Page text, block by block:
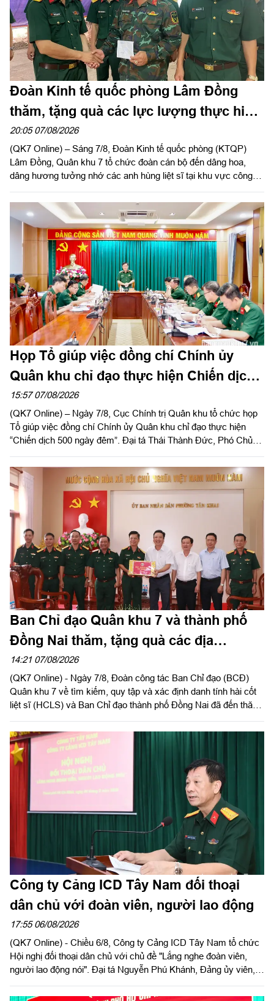
Đoàn Kinh tế quốc phòng Lâm Đồng
thăm, tặng quà các lực lượng thực hiện
nhiệm vụ tìm kiếm, quy tập hài cốt liệt sĩ
20:05 07/08/2026
(QK7 Online) – Sáng 7/8, Đoàn Kinh tế quốc phòng (KTQP)
Lâm Đồng, Quân khu 7 tổ chức đoàn cán bộ đến dâng hoa,
dâng hương tưởng nhớ các anh hùng liệt sĩ tại khu vực công
Đồng Nai do Thượng tá Đinh Nho Hùng, Đoàn trưởng Đoàn
KTQP Lâm Đồng làm trưởng đoàn.
Họp Tổ giúp việc đồng chí Chính ủy
Quân khu chỉ đạo thực hiện Chiến dịch
500 ngày đêm
15:57 07/08/2026
(QK7 Online) – Ngày 7/8, Cục Chính trị Quân khu tổ chức họp
Tổ giúp việc đồng chí Chính ủy Quân khu chỉ đạo thực hiện
“Chiến dịch 500 ngày đêm”. Đại tá Thái Thành Đức, Phó Chủ
Ban Chỉ đạo Quân khu 7 và thành phố
Đồng Nai thăm, tặng quà các địa
phương hỗ trợ tìm kiếm, quy tập hài cốt
liệt sĩ
14:21 07/08/2026
(QK7 Online) - Ngày 7/8, Đoàn công tác Ban Chỉ đạo (BCĐ)
Quân khu 7 về tìm kiếm, quy tập và xác định danh tính hài cốt
liệt sĩ (HCLS) và Ban Chỉ đạo thành phố Đồng Nai đã đến thăm,
và chùa Tân Minh (phường Bình Long), thành phố Đồng Nai -
các địa phương, cơ sở đã hỗ trợ, đồng hành trong hoạt động
quy tập, tìm kiếm HCLS, cầu siêu các anh hùng liệt sĩ tại xã
Minh Đức. Thiếu tướng Trần Chí Tâm, Ủy viên Thường vụ
Đảng ủy, Phó Chính ủy Quân khu, Trưởng BCĐ Quân khu làm
Công ty Cảng ICD Tây Nam đối thoại
dân chủ với đoàn viên, người lao động
17:55 06/08/2026
(QK7 Online) - Chiều 6/8, Công ty Cảng ICD Tây Nam tổ chức
Hội nghị đối thoại dân chủ với chủ đề "Lắng nghe đoàn viên,
người lao động nói". Đại tá Nguyễn Phú Khánh, Đảng ủy viên,
Thượng tá Nguyễn Ngọc Khánh, Giám đốc Công ty Cảng ICD